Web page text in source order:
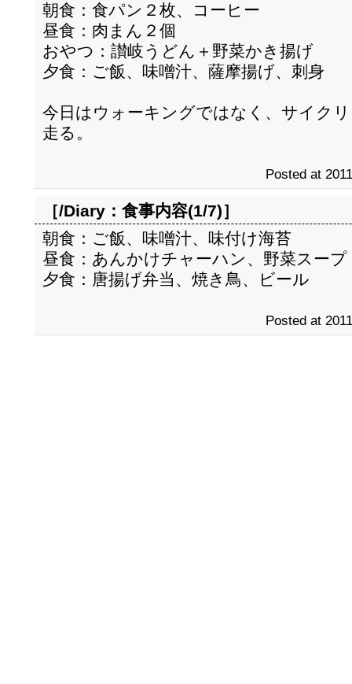
朝食：食パン２枚、コーヒー
昼食：肉まん２個
おやつ：讃岐うどん＋野菜かき揚げ
夕食：ご飯、味噌汁、薩摩揚げ、刺身
今日はウォーキングではなく、サイク
走る。
Posted at
［/Diary： 食事内容(1/7)］
朝食：ご飯、味噌汁、味付け海苔
昼食：あんかけチャーハン、野菜スープ
夕食：唐揚げ弁当、焼き鳥、ビール
Posted at